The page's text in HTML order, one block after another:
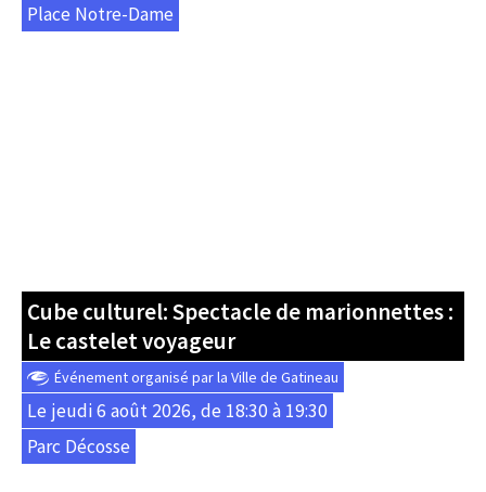
Place Notre-Dame
Cube culturel: Spectacle de marionnettes :
Le castelet voyageur
Événement organisé par la Ville de Gatineau
Le jeudi 6 août 2026, de 18:30 à 19:30
Parc Décosse